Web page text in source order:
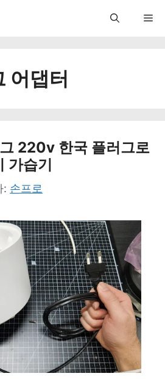
어댑터
220v 한국 플러그로
가습기
: 손프로